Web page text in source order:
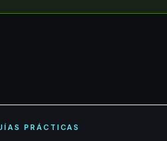
PRÁCTICAS